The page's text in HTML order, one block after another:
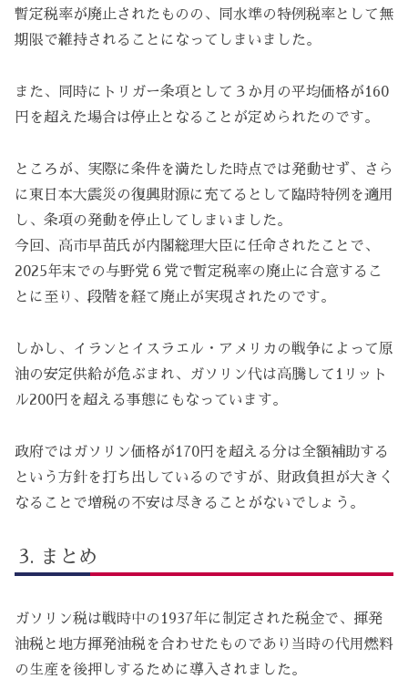
暫定税率が廃止されたものの、同水準の特例税率として無
期限で維持されることになってしまいました。
また、同時にトリガー条項として３か月の平均価格が160
円を超えた場合は停止となることが定められたのです。
ところが、実際に条件を満たした時点では発動せず、さら
に東日本大震災の復興財源に充てるとして臨時特例を適用
し、条項の発動を停止してしまいました。
今回、高市早苗氏が内閣総理大臣に任命されたことで、
2025年末での与野党６党で暫定税率の廃止に合意するこ
とに至り、段階を経て廃止が実現されたのです。
しかし、イランとイスラエル・アメリカの戦争によって原
油の安定供給が危ぶまれ、ガソリン代は高騰して1リット
ル200円を超える事態にもなっています。
政府ではガソリン価格が170円を超える分は全額補助する
という方針を打ち出しているのですが、財政負担が大きく
なることで増税の不安は尽きることがないでしょう。
まとめ
ガソリン税は戦時中の1937年に制定された税金で、揮発
油税と地方揮発油税を合わせたものであり当時の代用燃料
の生産を後押しするために導入されました。